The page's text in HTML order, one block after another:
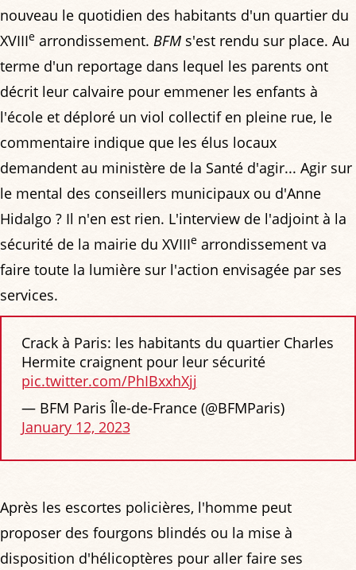
nouveau le quotidien des habitants d'un quartier du
XVIIIe arrondissement. BFM s'est rendu sur place. Au
terme d'un reportage dans lequel les parents ont
décrit leur calvaire pour emmener les enfants à
l'école et déploré un viol collectif en pleine rue, le
commentaire indique que les élus locaux
demandent au ministère de la Santé d'agir... Agir sur
le mental des conseillers municipaux ou d'Anne
Hidalgo ? Il n'en est rien. L'interview de l'adjoint à la
sécurité de la mairie du XVIIIe arrondissement va
faire toute la lumière sur l'action envisagée par ses
services.
Crack à Paris: les habitants du quartier Charles
Hermite craignent pour leur sécurité
pic.twitter.com/PhIBxxhXjj
— BFM Paris Île-de-France (@BFMParis)
January 12, 2023
Après les escortes policières, l'homme peut
proposer des fourgons blindés ou la mise à
disposition d'hélicoptères pour aller faire ses